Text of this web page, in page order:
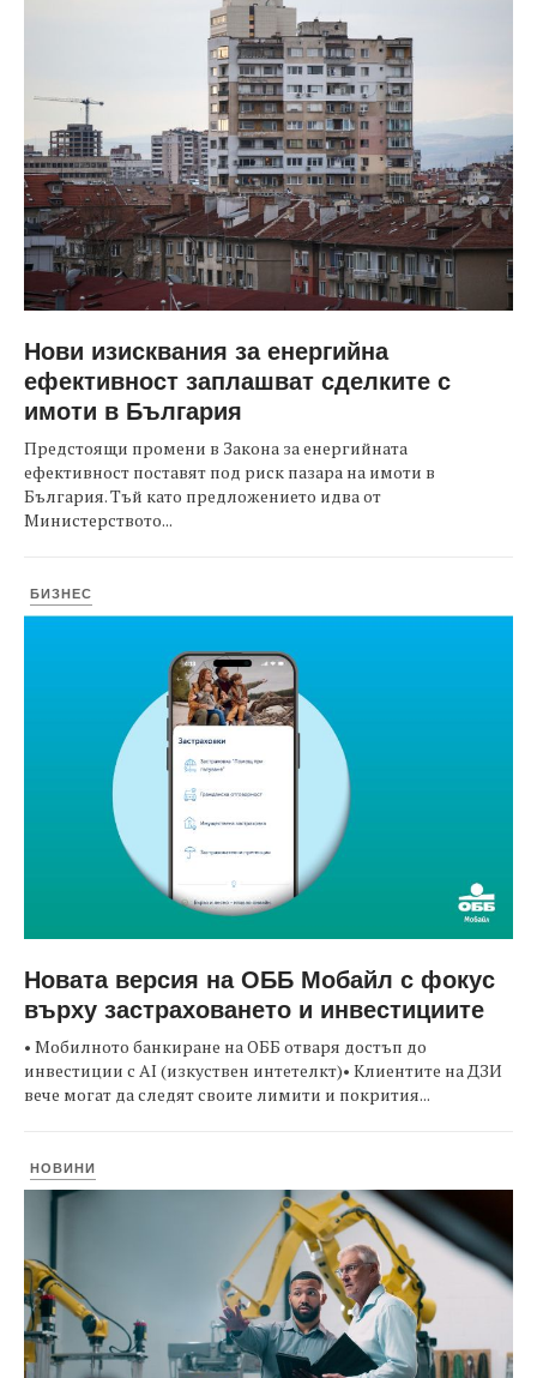
Нови изисквания за енергийна
ефективност заплашват сделките с
имоти в България
Предстоящи промени в Закона за енергийната
ефективност поставят под риск пазара на имоти в
България. Тъй като предложението идва от
Министерството...
БИЗНЕС
Новата версия на ОББ Мобайл с фокус
върху застраховането и инвестициите
• Мобилното банкиране на ОББ отваря достъп до
инвестиции с AI (изкуствен интетелкт)• Клиентите на ДЗИ
вече могат да следят своите лимити и покрития...
НОВИНИ